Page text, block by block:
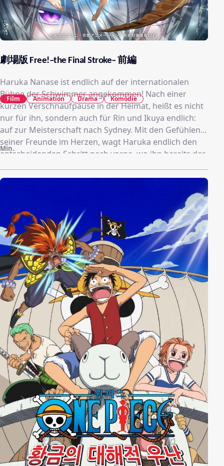
劇場版 Free!–the Final Stroke– 前編
Haruka Nanase ist endlich auf der internationalen
Bühne der Schwimmer angekommen! Nach einer
kurzen Verschnaufpause in der Heimat, heißt es nicht
nur für ihn, sondern auch für Rin und Ikuya endlich:
auf zur Meisterschaft nach Sydney. Mit den Gefühlen
seiner Freunde im Herzen, wagt Haruka endlich den
entscheidenden Schritt nach vorne, wo ihn bereits der
Wird einer der Schwimmer auf dem Weg zum Finale
doch noch die Nerven verlieren? Bald sieht es ganz so
Entscheidung treffen müssten. Doch wird ihre
Freundschaft das überstehen? Die beliebte
Schwimmserie Free! feiert mit den beiden Free! the
Final Stroke Filmen ihren großen Abschluss. Zeit, noch
einmal die herrlichen Animationen von Studio Kyoto
Animation (Violet Evergarden, A Silent Voice) zu
genießen und die persönlichen Lieblingscharaktere
anzufeuern!
Min.
Film Animation Drama Komödie